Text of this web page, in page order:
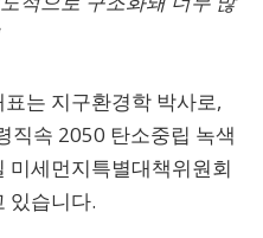
는 지구환경학 박사로,
직속 2050 탄소중립 녹색
미세먼지특별대책위원회
있습니다.